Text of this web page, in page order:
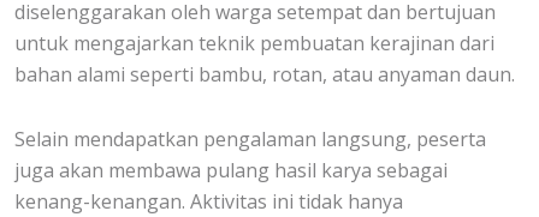
diselenggarakan oleh warga setempat dan bertujuan
untuk mengajarkan teknik pembuatan kerajinan dari
bahan alami seperti bambu, rotan, atau anyaman daun.
Selain mendapatkan pengalaman langsung, peserta
juga akan membawa pulang hasil karya sebagai
kenang-kenangan. Aktivitas ini tidak hanya